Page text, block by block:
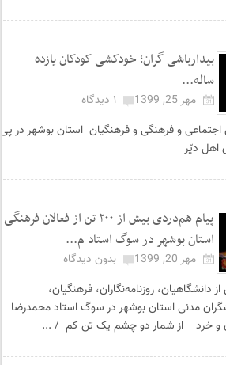
بیدارباشی گران‌؛ خودکشی کودکان یازده
ساله...
مهر 25, 1399
۱ دیدگاه
از فعالین اجتماعی و فرهنگی و فرهنگیان استان بوشهر در پی
پیام هم‌دردی بیش از ۲۰۰ تن از فعالان فرهنگی
استان بوشهر در سوگ استاد م...
مهر 20, 1399
بدون دیدگاه
هم‌دردی بیش از ۲۰۰ تن از دانشگاهیان، روزنامه‌نگاران، فرهنگیان،
مدنی استان بوشهر در سوگ استاد محمدرضا
و خرد از شمار دو چشم یک تن کم / ...